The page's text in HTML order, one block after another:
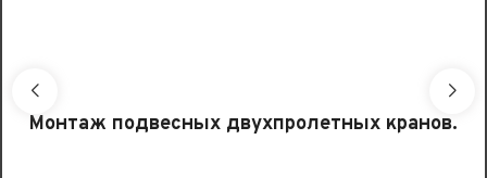
Монтаж подвесных двухпролетных кранов.